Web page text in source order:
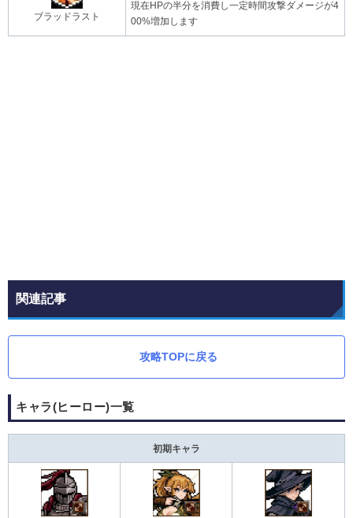
ブラッドラスト
現在HPの半分を消費し一定時間攻撃ダメージが4
00%増加します
関連記事
攻略TOPに戻る
キャラ(ヒーロー)一覧
初期キャラ